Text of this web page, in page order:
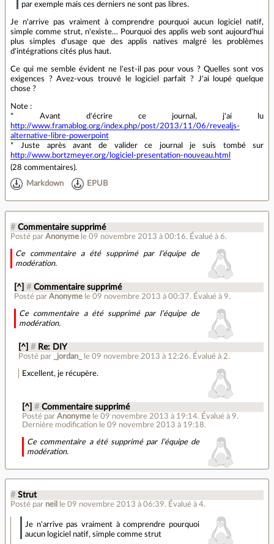
par exemple mais ces derniers ne sont pas libres.
Je n'arrive pas vraiment à comprendre pourquoi aucun logiciel natif,
simple comme strut, n'existe… Pourquoi des applis web sont aujourd'hui
plus simples d'usage que des applis natives malgré les problèmes
d'intégrations cités plus haut.
Ce qui me semble évident ne l'est-il pas pour vous ? Quelles sont vos
exigences ? Avez-vous trouvé le logiciel parfait ? J'ai loupé quelque
chose ?
Note :
* Avant d'écrire ce journal, j'ai lu
http://www.framablog.org/index.php/post/2013/11/06/revealjs-
alternative-libre-powerpoint
* Juste après avant de valider ce journal je suis tombé sur
http://www.bortzmeyer.org/logiciel-presentation-nouveau.html
(28 commentaires).
Markdown EPUB
# Commentaire supprimé
Posté par Anonyme le 09 novembre 2013 à 00:16. Évalué à 6.
Ce commentaire a été supprimé par l’équipe de
modération.
[^] # Commentaire supprimé
Posté parAnonyme le 09 novembre 2013 à 00:37. Évalué à9.
Ce commentaire a été supprimé par l’équipe de
modération.
[^] # Re: DIY
Posté par _jordan_ le 09 novembre 2013 à 12:26. Évalué à 2.
Excellent, je récupère.
[^] # Commentaire supprimé
Posté parAnonyme le 09 novembre 2013 à 19:14. Évalué à9.
Dernière modification le 09 novembre 2013 à 19:18.
Ce commentaire a été supprimé par l’équipe de
modération.
# Strut
Posté par neil le 09 novembre 2013 à 06:39. Évalué à 4.
Je n'arrive pas vraiment à comprendre pourquoi
aucun logiciel natif, simple comme strut